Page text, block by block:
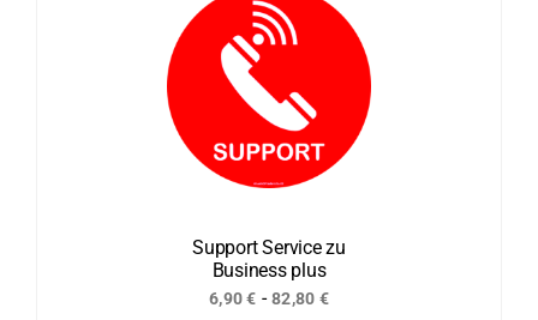
mehrere
Varianten
auf.
Die
Optionen
können
Produktseite
gewählt
Support Service zu
Business plus
6,90€ -82,80 €